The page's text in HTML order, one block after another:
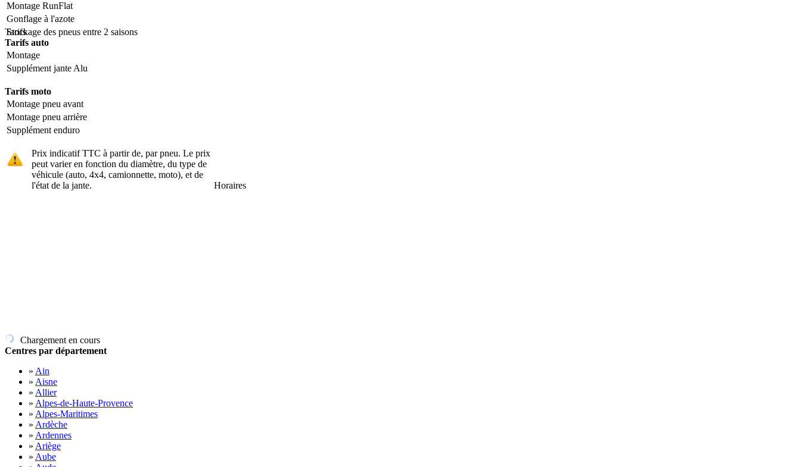
Montage RunFlat
Gonflage à l'azote
Stockage des pneus entre 2 saisons
Tarifs
Tarifs auto
Montage
Supplément jante Alu
Tarifs moto
Montage pneu avant
Montage pneu arrière
Supplément enduro
Prix indicatif TTC à partir de, par pneu. Le prix
peut varier en fonction du diamètre, du type de
véhicule (auto, 4x4, camionnette, moto), et de
l'état de la jante.
Horaires
Chargement en cours
Centres par département
» Ain
» Aisne
» Allier
» Alpes-de-Haute-Provence
» Alpes-Maritimes
» Ardèche
» Ardennes
» Ariège
» Aube